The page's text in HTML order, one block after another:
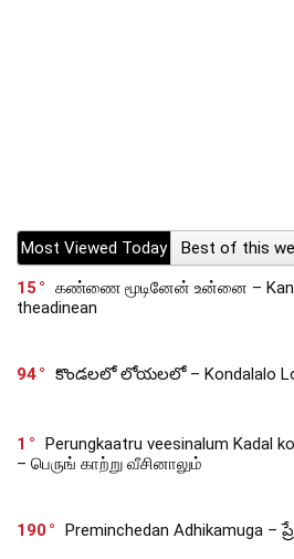
Most Viewed Today Best of this
15
கண்ணை மூடினேன் உன்னை –
theadinean
94 కొండలలో లోయలలో – Kondalalo
1
Perungkaatru veesinalum Kadal
– பெருங் காற்று வீசினாலும்
190 Preminchedan Adhikamuga